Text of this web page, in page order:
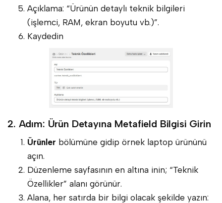
Açıklama: “Ürünün detaylı teknik bilgileri
(işlemci, RAM, ekran boyutu vb.)”.
Kaydedin
2. Adım: Ürün Detayına Metafield Bilgisi Girin
Ürünler bölümüne gidip örnek laptop ürününü
açın.
Düzenleme sayfasının en altına inin; “Teknik
Özellikler” alanı görünür.
Alana, her satırda bir bilgi olacak şekilde yazın: